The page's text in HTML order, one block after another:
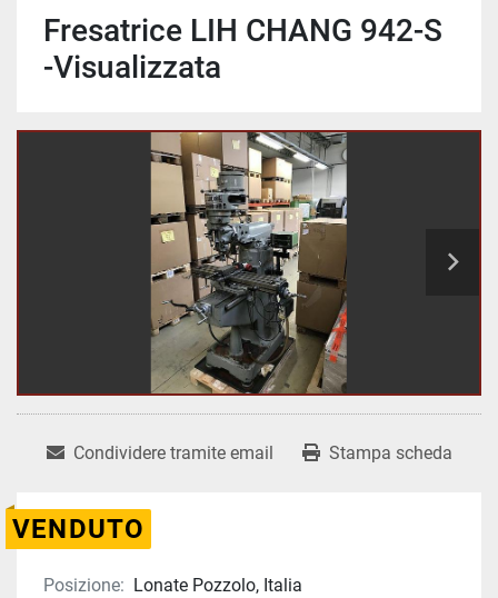
Fresatrice LIH CHANG 942-S
-Visualizzata
Condividere tramite email Stampa scheda
VENDUTO
Posizione: Lonate Pozzolo, Italia